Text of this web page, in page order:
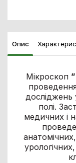
Опис
Мікроскоп ”
досліджень
полі.
медичних і